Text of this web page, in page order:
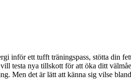
inför ett tufft träningspass, stötta din
testa nya tillskott för att öka ditt
Men det är lätt att känna sig vilse